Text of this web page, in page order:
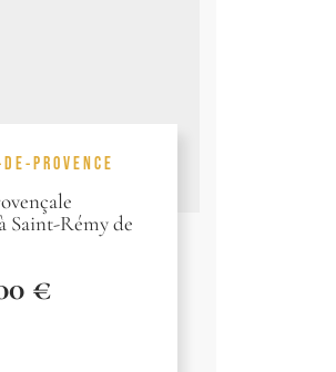
PROVENCE
Saint-Rémy de
€